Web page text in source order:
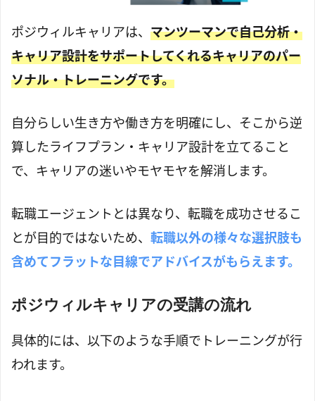
ポジウィルキャリアは、 マンツーマンで自己分析・
キャリア設計をサポートしてくれるキャリアのパー
ソナル・トレーニングです。
自分らしい生き方や働き方を明確にし、そこから逆
算したライフプラン・キャリア設計を立てること
で、キャリアの迷いやモヤモヤを解消します。
転職エージェントとは異なり、転職を成功させるこ
とが目的ではないため、 転職以外の様々な選択肢も
含めてフラットな目線でアドバイスがもらえます。
ポジウィルキャリアの受講の流れ
具体的には、以下のような手順でトレーニングが行
われます。